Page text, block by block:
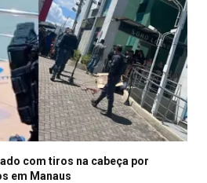
com tiros na cabeça por
em Manaus